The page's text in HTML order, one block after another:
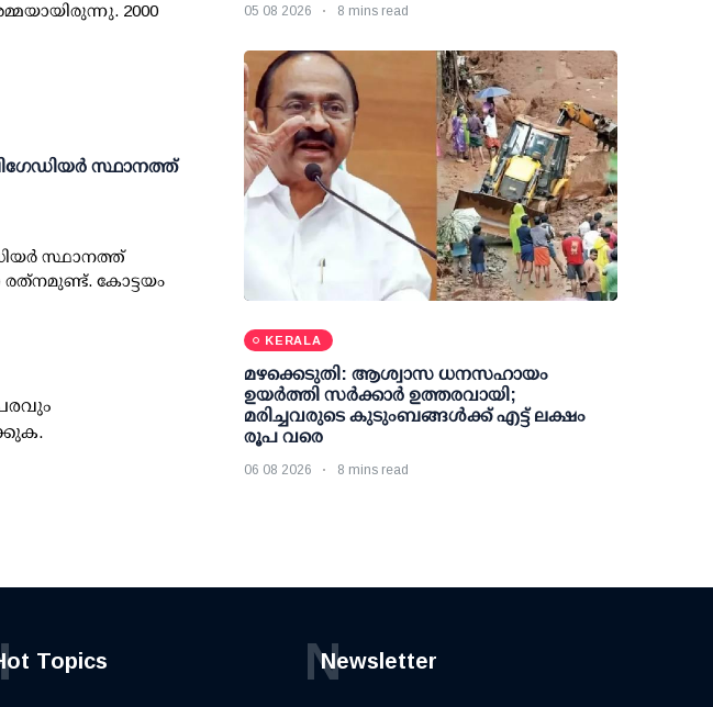
2000
സ്ഥാനത്ത്
സ്ഥാനത്ത്
രത്‌നമുണ്ട്. കോട്ടയം
05 08 2026 8 mins read
KERALA
മഴക്കെടുതി: ആശ്വാസ ധനസഹായം
ഉയര്‍ത്തി സര്‍ക്കാര്‍ ഉത്തരവായി;
മരിച്ചവരുടെ കുടുംബങ്ങള്‍ക്ക് എട്ട് ലക്ഷം
രൂപ വരെ
06 08 2026 8 mins read
Topics Newsletter
N